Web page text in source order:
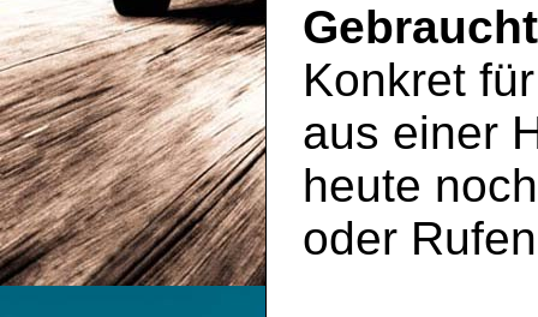
Konkret
aus einer
heute
oder